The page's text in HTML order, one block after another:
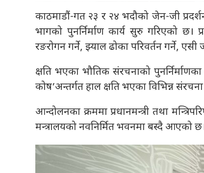
काठमाडौं-गत २३ र २४ भदौको जेन-जी
भागको पुनर्निर्माण कार्य सुरु गरिएको छ।
रङरोगन गर्ने, झ्याल ढोका परिवर्तन गर्ने,
क्षति भएका भौतिक संरचनाको
कोष’अन्तर्गत हाल क्षति भएका विभिन्न
आन्दोलनका क्रममा प्रधानमन्त्री तथा
मन्त्रालयको नवनिर्मित भवनमा बस्दै आएको